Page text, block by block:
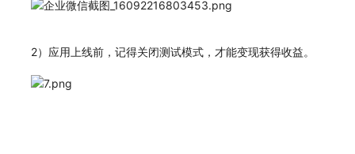
2）应用上线前，记得关闭测试模式，才能变现获得收益。